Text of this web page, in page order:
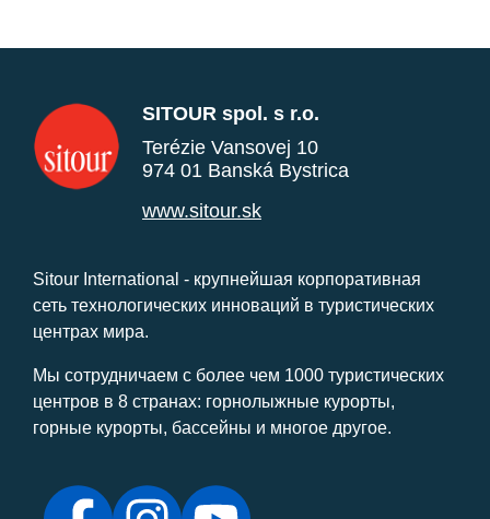
SITOUR spol. s r.o.
Terézie Vansovej 10
974 01 Banská Bystrica
www.sitour.sk
Sitour International - крупнейшая корпоративная
сеть технологических инноваций в туристических
центрах мира.
Мы сотрудничаем с более чем 1000 туристических
центров в 8 странах: горнолыжные курорты,
горные курорты, бассейны и многое другое.